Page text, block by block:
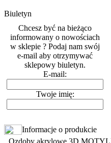
Biuletyn
Chcesz być na bieżąco
informowany o nowościach
w sklepie ? Podaj nam swój
e-mail aby otrzymywać
sklepowy biuletyn.
E-mail:
Twoje imię:
Informacje o produkcie
Ozdoby akrylowe 3D